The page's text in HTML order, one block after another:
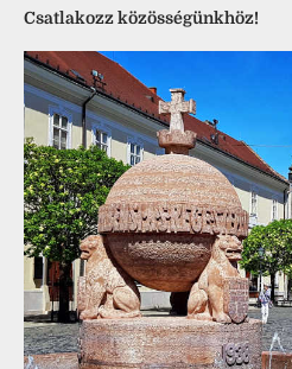
Csatlakozz közösségünkhöz!